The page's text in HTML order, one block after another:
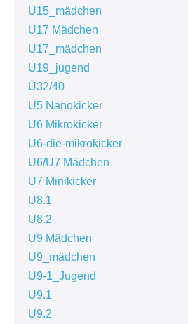
U15_mädchen
U17 Mädchen
U17_mädchen
U19_jugend
Ü32/40
U5 Nanokicker
U6 Mikrokicker
U6-die-mikrokicker
U6/U7 Mädchen
U7 Minikicker
U8.1
U8.2
U9 Mädchen
U9_mädchen
U9-1_Jugend
U9.1
U9.2